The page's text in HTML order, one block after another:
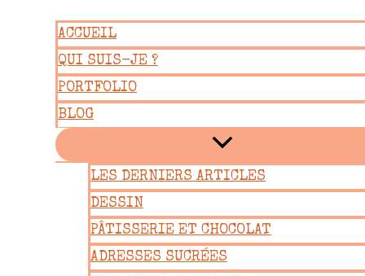
contenu
ACCUEIL
QUI SUIS-JE ?
PORTFOLIO
BLOG
LES DERNIERS ARTICLES
DESSIN
PÂTISSERIE ET CHOCOLAT
ADRESSES SUCRÉES